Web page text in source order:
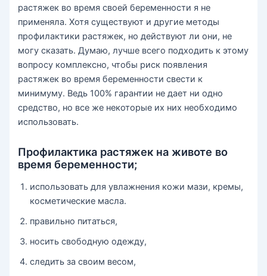
растяжек во время своей беременности я не
применяла. Хотя существуют и другие методы
профилактики растяжек, но действуют ли они, не
могу сказать. Думаю, лучше всего подходить к этому
вопросу комплексно, чтобы риск появления
растяжек во время беременности свести к
минимуму. Ведь 100% гарантии не дает ни одно
средство, но все же некоторые их них необходимо
использовать.
Профилактика растяжек на животе во
время беременности;
использовать для увлажнения кожи мази, кремы,
косметические масла.
правильно питаться,
носить свободную одежду,
следить за своим весом,